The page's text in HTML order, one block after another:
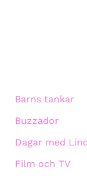
Barns tankar
Buzzador
Dagar med
Film och TV